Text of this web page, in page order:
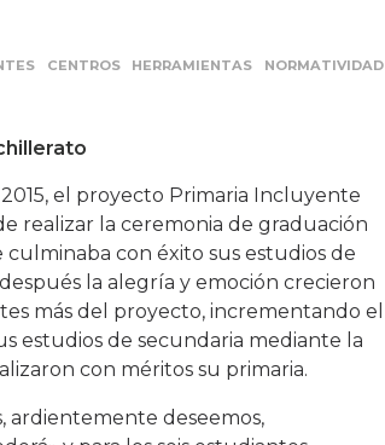
CENTROS HERRAMIENTAS NORMATIVIDAD
el proyecto Primaria Incluyente
realizar la ceremonia de graduación
con éxito sus estudios de
la alegría y emoción crecieron
más del proyecto, incrementando el
estudios de secundaria mediante la
con méritos su primaria.
ardientemente deseemos,